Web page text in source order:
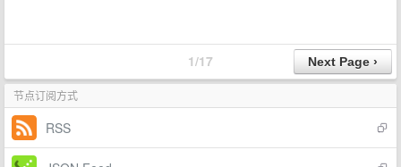
1/17
节点订阅方式
RSS